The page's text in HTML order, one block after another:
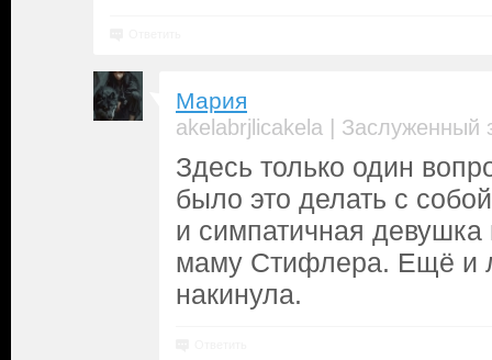
Мария
akelabrjlicakela | Заслуженный
Здесь только один
было это делать с
и симпатичная девушка
маму Стифлера. Ещё и
накинула.